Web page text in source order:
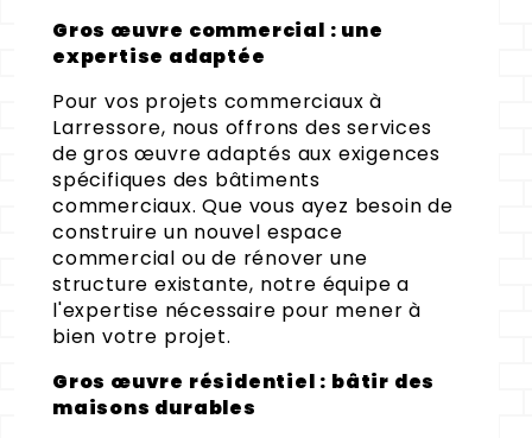
Gros œuvre commercial : une
expertise adaptée
Pour vos projets commerciaux à
Larressore, nous offrons des services
de gros œuvre adaptés aux exigences
spécifiques des bâtiments
commerciaux. Que vous ayez besoin de
construire un nouvel espace
commercial ou de rénover une
structure existante, notre équipe a
l'expertise nécessaire pour mener à
bien votre projet.
Gros œuvre résidentiel : bâtir des
maisons durables